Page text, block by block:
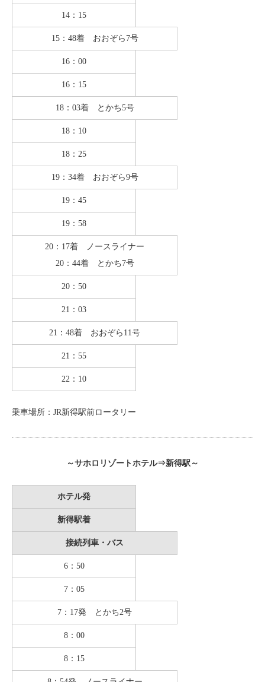
14：15
15：48着 おおぞら7号
16：00
16：15
18：03着 とかち5号
18：10
18：25
19：34着 おおぞら9号
19：45
19：58
20：17着 ノースライナー
20：44着 とかち7号
20：50
21：03
21：48着 おおぞら11号
21：55
22：10
乗車場所：JR新得駅前ロータリー
～サホロリゾートホテル⇒新得駅～
ホテル発
新得駅着
接続列車・バス
6：50
7：05
7：17発 とかち2号
8：00
8：15